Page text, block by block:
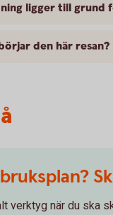
ligger till grund
den här resan?
verktyg när du ska